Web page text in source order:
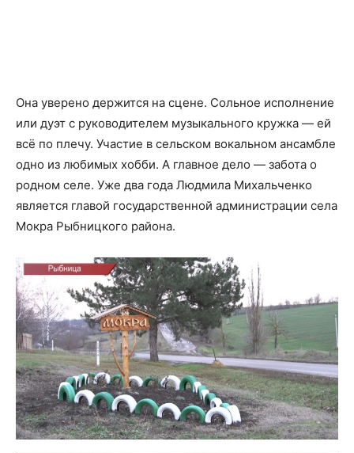
Она уверено держится на сцене. Сольное исполнение
или дуэт с руководителем музыкального кружка — ей
всё по плечу. Участие в сельском вокальном ансамбле
одно из любимых хобби. А главное дело — забота о
родном селе. Уже два года Людмила Михальченко
является главой государственной администрации села
Мокра Рыбницкого района.